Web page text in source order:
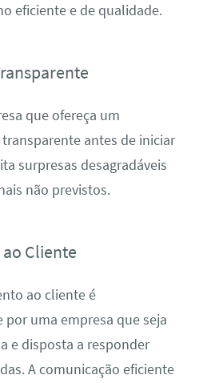
eficiente e de qualidade.
que ofereça um
antes de iniciar
surpresas desagradáveis
não previstos.
Cliente
ao cliente é
uma empresa que seja
e disposta a responder
A comunicação eficiente